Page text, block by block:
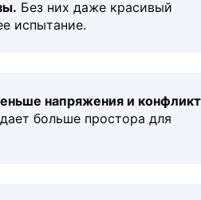
Без них даже красивый
испытание.
напряжения и
больше простора для